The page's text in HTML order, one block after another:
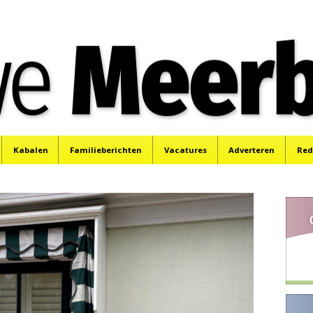
Kabalen Familieberichten Vacatures Adverteren